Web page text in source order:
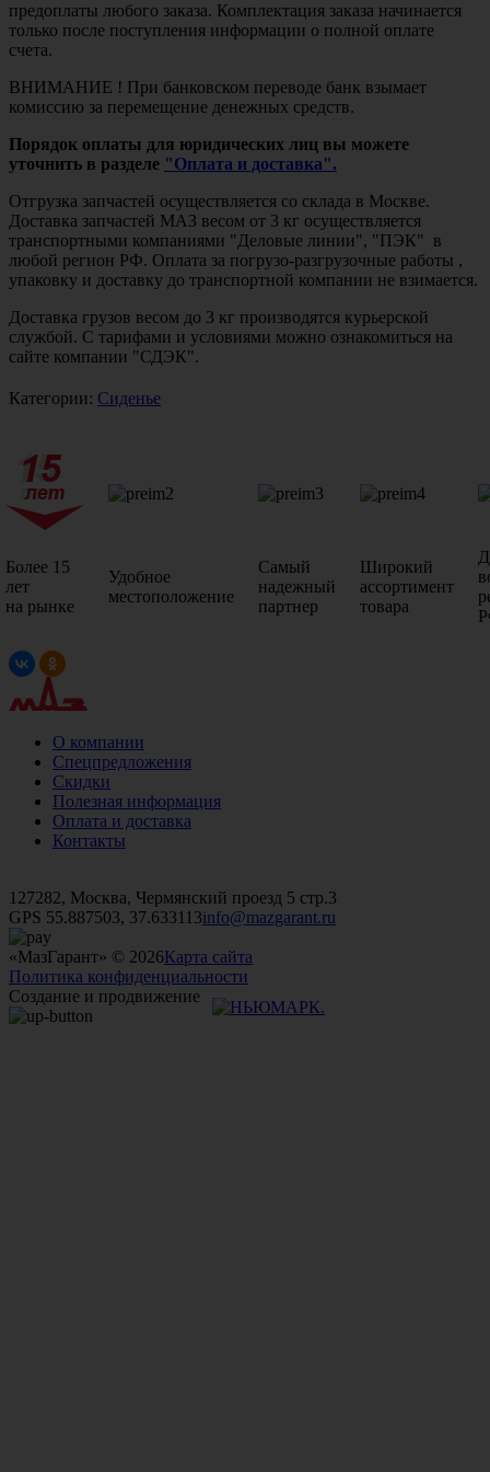
предоплаты любого заказа. Комплектация заказа начинается
только после поступления информации о полной оплате
счета.
ВНИМАНИЕ ! При банковском переводе банк взымает
комиссию за перемещение денежных средств.
Порядок оплаты для юридических лиц вы можете
уточнить в разделе "Оплата и доставка".
Отгрузка запчастей осуществляется со склада в Москве.
Доставка запчастей МАЗ весом от 3 кг осуществляется
транспортными компаниями "Деловые линии", "ПЭК" в
любой регион РФ. Оплата за погрузо-разгрузочные работы ,
упаковку и доставку до транспортной компании не взимается.
Доставка грузов весом до 3 кг производятся курьерской
службой. С тарифами и условиями можно ознакомиться на
сайте компании "СДЭК".
Категории: Сиденье
Более 15
лет
на рынке
Удобное
местоположение
Самый
надежный
партнер
Широкий
ассортимент
товара
О компании
Спецпредложения
Скидки
Полезная информация
Оплата и доставка
Контакты
127282, Москва, Чермянский проезд 5 стр.3
GPS 55.887503, 37.633113info@mazgarant.ru
«МазГарант» © 2026Карта сайта
Политика конфиденциальности
Создание и продвижение